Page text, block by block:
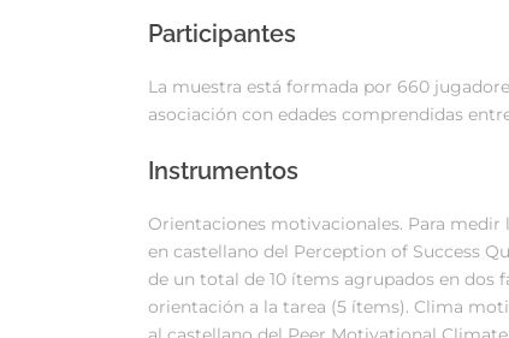
Participantes
La muestra está formada por 660
asociación con edades comprendidas entre
Instrumentos
Orientaciones motivacionales. Para
en castellano del Perception of Success
de un total de 10 ítems agrupados en dos
orientación a la tarea (5 ítems). Clima